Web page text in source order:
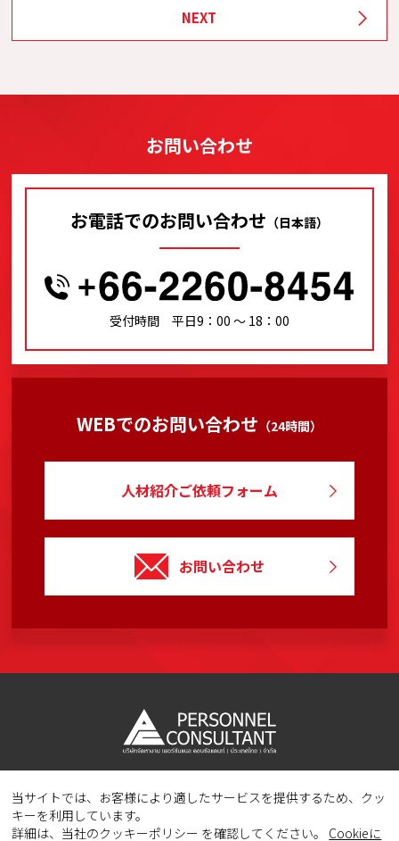
NEXT
お問い合わせ
お電話でのお問い合わせ （日本語）
受付時間 平日9：00 〜 18：00
WEBでのお問い合わせ （24時間）
人材紹介ご依頼フォーム
お問い合わせ
Copyright © 2023 PERSONNEL CONSULTANT MANPOWER.
All Rights Reserved.
当サイトでは、お客様により適したサービスを提供するため、クッ
キーを利用しています。
詳細は、当社のクッキーポリシー を確認してください。 Cookieに